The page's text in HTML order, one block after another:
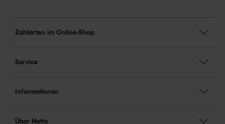
Zahlarten im Online-Shop
Service
Informationen
Über Netto